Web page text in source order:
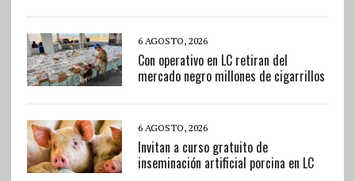
6 AGOSTO, 2026
Con operativo en LC retiran del
mercado negro millones de cigarrillos
6 AGOSTO, 2026
Invitan a curso gratuito de
inseminación artificial porcina en LC